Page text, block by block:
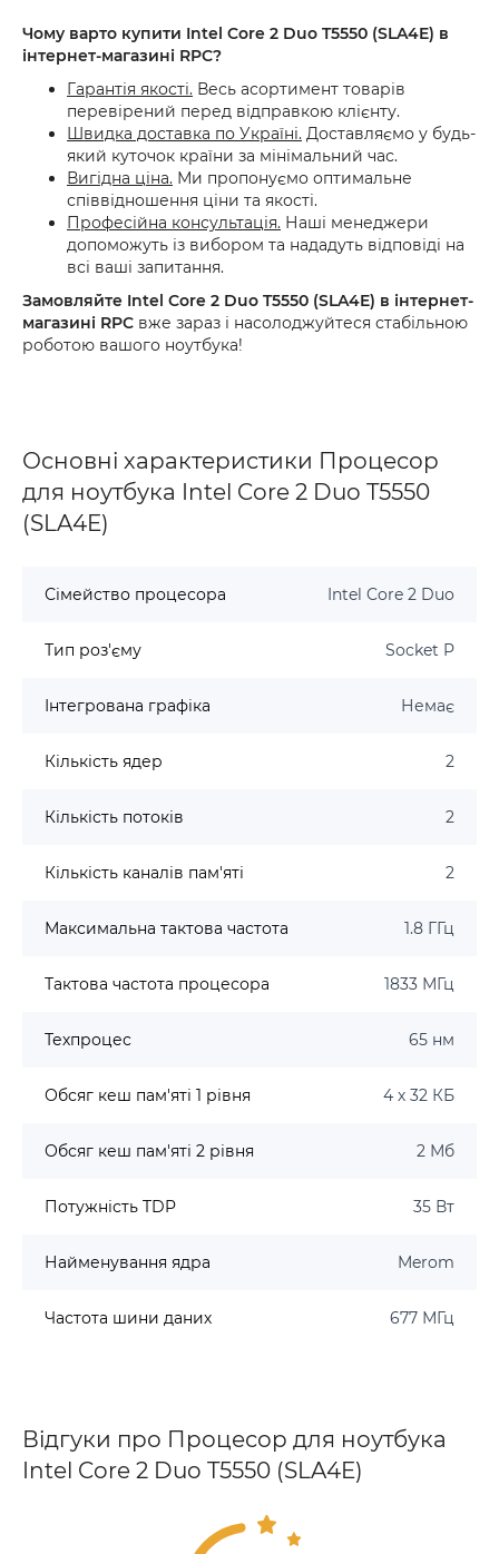
Чому варто купити Intel Core 2 Duo T5550 (SLA4E) в
інтернет-магазині RPC?
Гарантія якості. Весь асортимент товарів
перевірений перед відправкою клієнту.
Швидка доставка по Україні. Доставляємо у будь-
який куточок країни за мінімальний час.
Вигідна ціна. Ми пропонуємо оптимальне
співвідношення ціни та якості.
Професійна консультація. Наші менеджери
допоможуть із вибором та нададуть відповіді на
всі ваші запитання.
Замовляйте Intel Core 2 Duo T5550 (SLA4E) в інтернет-
магазині RPC вже зараз і насолоджуйтеся стабільною
роботою вашого ноутбука!
Основні характеристики Процесор
для ноутбука Intel Core 2 Duo T5550
(SLA4E)
Сімейство процесора Intel Core 2 Duo
Тип роз'єму Socket P
Інтегрована графіка Немає
Кількість ядер 2
Кількість потоків 2
Кількість каналів пам'яті 2
Максимальна тактова частота 1.8 ГГц
Тактова частота процесора 1833 МГц
Техпроцес 65 нм
Обсяг кеш пам'яті 1 рівня 4 х 32 КБ
Обсяг кеш пам'яті 2 рівня 2 Мб
Потужність TDP 35 Вт
Найменування ядра Merom
Частота шини даних 677 МГц
Відгуки про Процесор для ноутбука
Intel Core 2 Duo T5550 (SLA4E)